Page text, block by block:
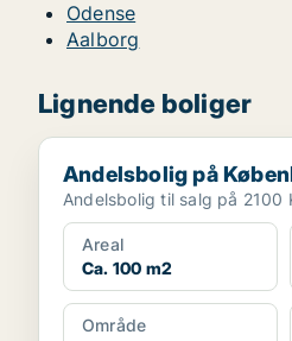
Odense
Aalborg
Lignende boliger
Andelsbolig på København Ø
Andelsbolig på
Areal
Ca. 100 m2
Område